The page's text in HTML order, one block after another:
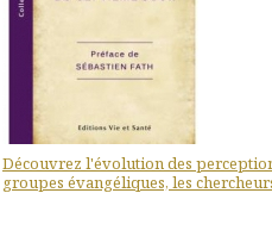
Découvrez l'évolution des
groupes évangéliques, les